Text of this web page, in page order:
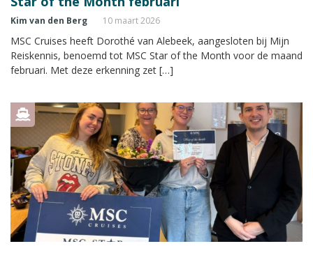
Kim van den Berg 10 maart 2026
MSC Cruises heeft Dorothé van Alebeek, aangesloten bij Mijn
Reiskennis, benoemd tot MSC Star of the Month voor de maand
februari. Met deze erkenning zet […]